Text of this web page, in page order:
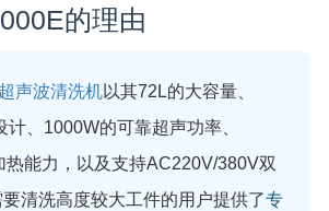
的理由
超声波清洗机以其72L的大容量、
计、1000W的可靠超声功率、
热能力，以及支持AC220V/380V双
清洗高度较大工件的用户提供了专